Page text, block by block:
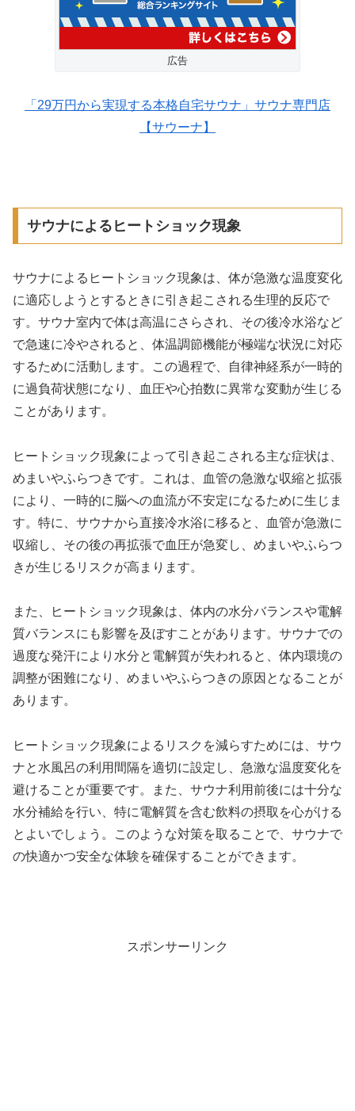
広告
「29万円から実現する本格自宅サウナ」サウナ専門店
【サウーナ】
サウナによるヒートショック現象
サウナによるヒートショック現象は、体が急激な温度変化
に適応しようとするときに引き起こされる生理的反応で
す。サウナ室内で体は高温にさらされ、その後冷水浴など
で急速に冷やされると、体温調節機能が極端な状況に対応
するために活動します。この過程で、自律神経系が一時的
に過負荷状態になり、血圧や心拍数に異常な変動が生じる
ことがあります。
ヒートショック現象によって引き起こされる主な症状は、
めまいやふらつきです。これは、血管の急激な収縮と拡張
により、一時的に脳への血流が不安定になるために生じま
す。特に、サウナから直接冷水浴に移ると、血管が急激に
収縮し、その後の再拡張で血圧が急変し、めまいやふらつ
きが生じるリスクが高まります。
また、ヒートショック現象は、体内の水分バランスや電解
質バランスにも影響を及ぼすことがあります。サウナでの
過度な発汗により水分と電解質が失われると、体内環境の
調整が困難になり、めまいやふらつきの原因となることが
あります。
ヒートショック現象によるリスクを減らすためには、サウ
ナと水風呂の利用間隔を適切に設定し、急激な温度変化を
避けることが重要です。また、サウナ利用前後には十分な
水分補給を行い、特に電解質を含む飲料の摂取を心がける
とよいでしょう。このような対策を取ることで、サウナで
の快適かつ安全な体験を確保することができます。
スポンサーリンク